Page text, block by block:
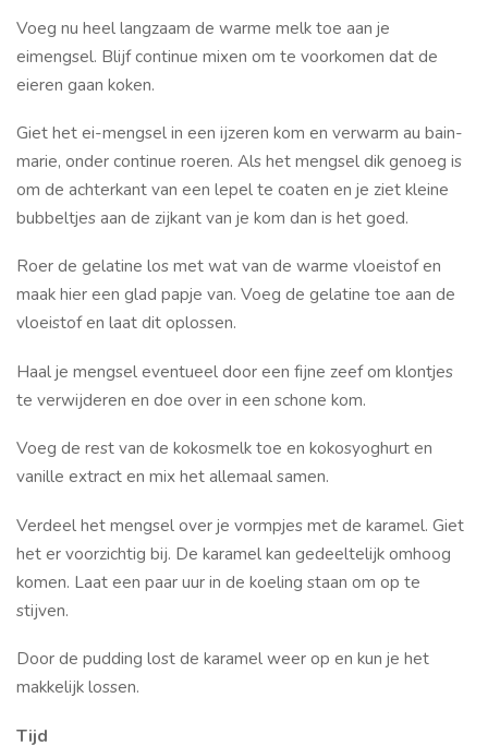
Voeg nu heel langzaam de warme melk toe aan je
eimengsel. Blijf continue mixen om te voorkomen dat de
eieren gaan koken.
Giet het ei-mengsel in een ijzeren kom en verwarm au bain-
marie, onder continue roeren. Als het mengsel dik genoeg is
om de achterkant van een lepel te coaten en je ziet kleine
bubbeltjes aan de zijkant van je kom dan is het goed.
Roer de gelatine los met wat van de warme vloeistof en
maak hier een glad papje van. Voeg de gelatine toe aan de
vloeistof en laat dit oplossen.
Haal je mengsel eventueel door een fijne zeef om klontjes
te verwijderen en doe over in een schone kom.
Voeg de rest van de kokosmelk toe en kokosyoghurt en
vanille extract en mix het allemaal samen.
Verdeel het mengsel over je vormpjes met de karamel. Giet
het er voorzichtig bij. De karamel kan gedeeltelijk omhoog
komen. Laat een paar uur in de koeling staan om op te
stijven.
Door de pudding lost de karamel weer op en kun je het
makkelijk lossen.
Tijd